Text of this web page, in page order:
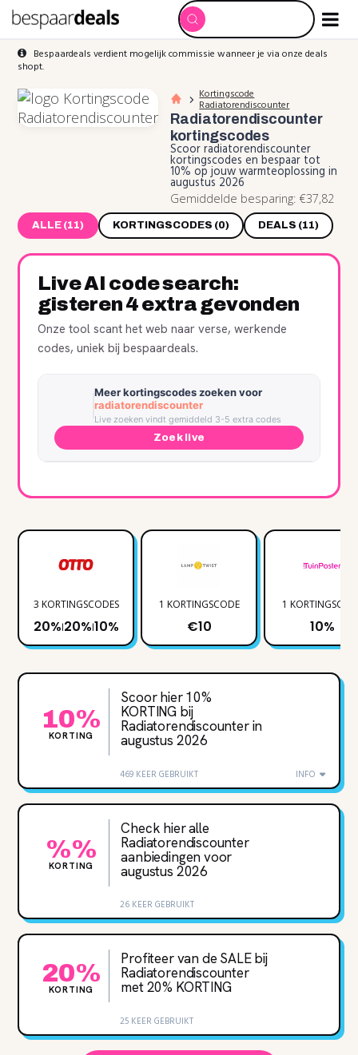
Bespaardeals verdient mogelijk commissie wanneer je via onze deals
shopt.
Kortingscode
Radiatorendiscounter
Radiatorendiscounter
kortingscodes
Scoor radiatorendiscounter
kortingscodes en bespaar tot
10% op jouw warmteoplossing in
augustus 2026
Gemiddelde besparing: €37,82
ALLE (11) KORTINGSCODES (0) DEALS (11)
Live AI code search:
gisteren 4 extra gevonden
Onze tool scant het web naar verse, werkende
codes, uniek bij bespaardeals.
Meer kortingscodes zoeken voor
radiatorendiscounter
Live zoeken vindt gemiddeld 3-5 extra codes
Zoek live
3 KORTINGSCODES
20%|20%|10%
1 KORTINGSCODE
€10
1
10%
10%
KORTING
Scoor hier 10%
KORTING bij
Radiatorendiscounter in
augustus 2026
469 KEER GEBRUIKT INFO
%%
KORTING
Check hier alle
Radiatorendiscounter
aanbiedingen voor
augustus 2026
26 KEER GEBRUIKT
20%
KORTING
Profiteer van de SALE bij
Radiatorendiscounter
met 20‌% KORTING
25 KEER GEBRUIKT